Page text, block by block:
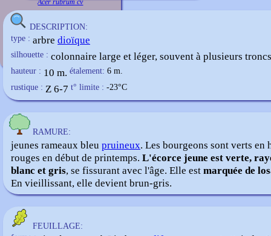
Acer rubrum cv
DESCRIPTION:
type : arbre dioïque
silhouette : colonnaire large et léger, souvent à plusieurs troncs
hauteur : 10 m. étalement: 6 m.
rustique : Z 6-7 t° limite : -23°C
RAMURE:
jeunes rameaux bleu pruineux. Les bourgeons sont verts en
rouges en début de printemps. L'écorce jeune est verte,
blanc et gris, se fissurant avec l'âge. Elle est marquée de
En vieillissant, elle devient brun-gris.
FEUILLAGE: